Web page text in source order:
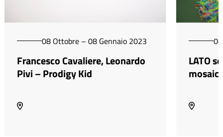
08 Ottobre – 08 Gennaio 2023
Francesco Cavaliere, Leonardo
Pivi – Prodigy Kid
LATO